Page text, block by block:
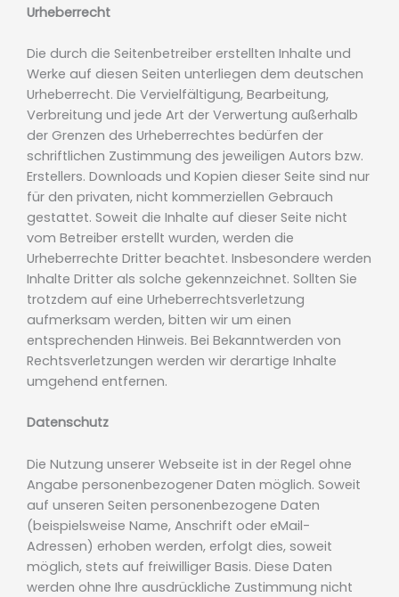
Urheberrecht
Die durch die Seitenbetreiber erstellten Inhalte und
Werke auf diesen Seiten unterliegen dem deutschen
Urheberrecht. Die Vervielfältigung, Bearbeitung,
Verbreitung und jede Art der Verwertung außerhalb
der Grenzen des Urheberrechtes bedürfen der
schriftlichen Zustimmung des jeweiligen Autors bzw.
Erstellers. Downloads und Kopien dieser Seite sind nur
für den privaten, nicht kommerziellen Gebrauch
gestattet. Soweit die Inhalte auf dieser Seite nicht
vom Betreiber erstellt wurden, werden die
Urheberrechte Dritter beachtet. Insbesondere werden
Inhalte Dritter als solche gekennzeichnet. Sollten Sie
trotzdem auf eine Urheberrechtsverletzung
aufmerksam werden, bitten wir um einen
entsprechenden Hinweis. Bei Bekanntwerden von
Rechtsverletzungen werden wir derartige Inhalte
umgehend entfernen.
Datenschutz
Die Nutzung unserer Webseite ist in der Regel ohne
Angabe personenbezogener Daten möglich. Soweit
auf unseren Seiten personenbezogene Daten
(beispielsweise Name, Anschrift oder eMail-
Adressen) erhoben werden, erfolgt dies, soweit
möglich, stets auf freiwilliger Basis. Diese Daten
werden ohne Ihre ausdrückliche Zustimmung nicht